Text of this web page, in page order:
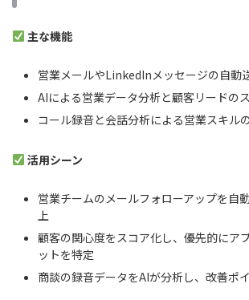
主な機能
営業メールやLinkedInメッセージの自動
AIによる営業データ分析と顧客リードの
コール録音と会話分析による営業スキル
活用シーン
営業チームのメールフォローアップを自
上
顧客の関心度をスコア化し、優先的にア
ットを特定
商談の録音データをAIが分析し、改善ポ